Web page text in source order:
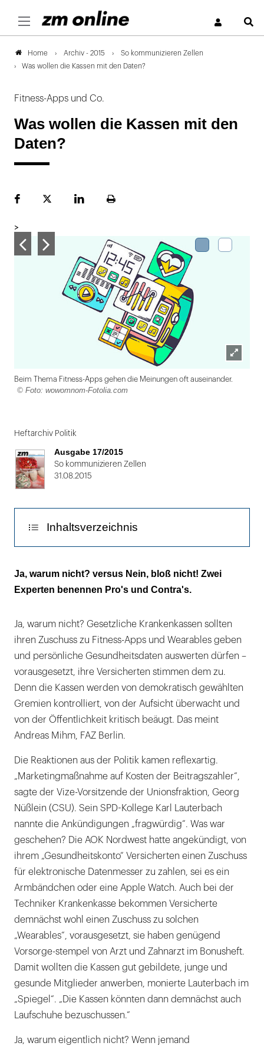
Home Archiv - 2015
So kommunizieren Zellen
Was wollen die Kassen mit den Daten?
Fitness-Apps und Co.
Was wollen die Kassen mit den
Daten?
FacebookPlattformLinekdInSeite
>
öffnen
Beim Thema Fitness-Apps gehen die Meinungen oft auseinander.
© Foto: wowomnom-Fotolia.com
1
von
2
Heftarchiv Politik
Ausgabe 17/2015
So kommunizieren Zellen
31.08.2015
Inhaltsverzeichnis
Viele Risiken, wenig Chancen
Ja, warum nicht? versus Nein, bloß nicht! Zwei
Experten benennen Pro's und Contra's.
Ja, warum nicht? Gesetzliche Krankenkassen sollten
ihren Zuschuss zu Fitness-Apps und Wearables geben
und persönliche Gesundheitsdaten auswerten dürfen –
vorausgesetzt, ihre Versicherten stimmen dem zu.
Denn die Kassen werden von demokratisch gewählten
Gremien kontrolliert, von der Aufsicht überwacht und
von der Öffentlichkeit kritisch beäugt. Das meint
Andreas Mihm, FAZ Berlin.
Die Reaktionen aus der Politik kamen reflexartig.
„Marketingmaßnahme auf Kosten der Beitragszahler“,
sagte der Vize-Vorsitzende der Unionsfraktion, Georg
Nüßlein (CSU). Sein SPD-Kollege Karl Lauterbach
nannte die Ankündigungen „fragwürdig“. Was war
geschehen? Die AOK Nordwest hatte angekündigt, von
ihrem „Gesundheitskonto“ Versicherten einen Zuschuss
für elektronische Datenmesser zu zahlen, sei es ein
Armbändchen oder eine Apple Watch. Auch bei der
Techniker Krankenkasse bekommen Versicherte
demnächst wohl einen Zuschuss zu solchen
„Wearables“, vorausgesetzt, sie haben genügend
Vorsorge-stempel von Arzt und Zahnarzt im Bonusheft.
Damit wollten die Kassen gut gebildete, junge und
gesunde Mitglieder anwerben, monierte Lauterbach im
„Spiegel“. „Die Kassen könnten dann demnächst auch
Laufschuhe bezuschussen.“
Ja, warum eigentlich nicht? Wenn jemand